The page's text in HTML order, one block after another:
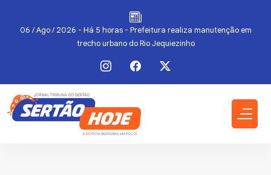
06 / Ago / 2026 - Há 5 horas - Prefeitura realiza manutenção em
trecho urbano do Rio Jequiezinho